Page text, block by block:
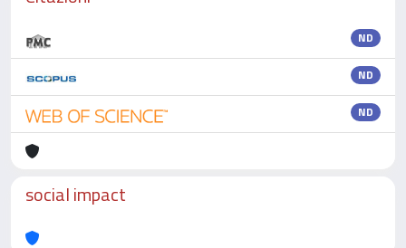
ND
ND
ND
social impact